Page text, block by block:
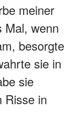
meiner
Mal, wenn
besorgte
sie in
sie
Risse in